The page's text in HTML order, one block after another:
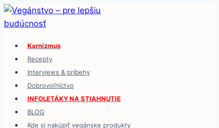
Skip
to
Karnizmus
Recepty
Interviews & príbehy
Dobrovoľníctvo
INFOLETÁKY NA STIAHNUTIE
BLOG
Kde si nakúpiť vegánske produkty